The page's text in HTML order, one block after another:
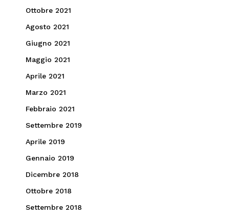
Ottobre 2021
Agosto 2021
Giugno 2021
Maggio 2021
Aprile 2021
Marzo 2021
Febbraio 2021
Settembre 2019
Aprile 2019
Gennaio 2019
Dicembre 2018
Ottobre 2018
Settembre 2018